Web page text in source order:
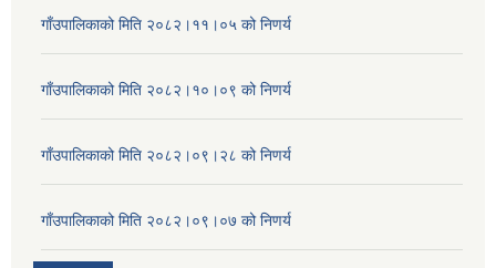
गाँउपालिकाको मिति २०८२।११।०५ को निणर्य
गाँउपालिकाको मिति २०८२।१०।०९ को निणर्य
गाँउपालिकाको मिति २०८२।०९।२८ को निणर्य
गाँउपालिकाको मिति २०८२।०९।०७ को निणर्य